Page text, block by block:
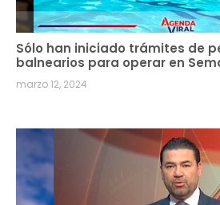
Sólo han iniciado trámites de
balnearios para operar en
marzo 12, 2024